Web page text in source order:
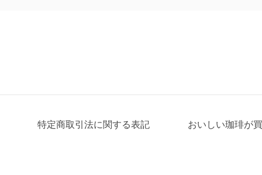
特定商取引法に関する表記 おいしい珈琲が